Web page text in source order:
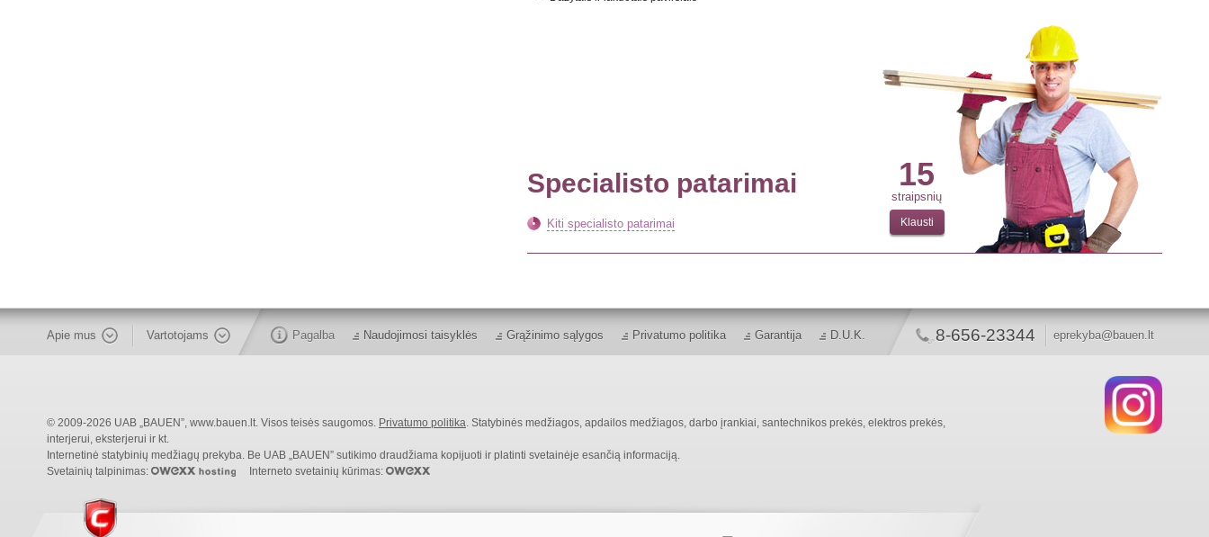
Specialisto patarimai
Kiti specialisto patarimai
15
straipsnių
Klausti
Apie mus Vartotojams Pagalba Naudojimosi taisyklės Grąžinimo sąlygos Privatumo politika Garantija D.U.K. 8-656-23344 eprekyba@bauen.lt
© 2009-2026 UAB „BAUEN”, www.bauen.lt. Visos teisės saugomos. Privatumo politika. Statybinės medžiagos, apdailos medžiagos, darbo įrankiai, santechnikos prekės, elektros prekės,
interjerui, eksterjerui ir kt.
Internetinė statybinių medžiagų prekyba. Be UAB „BAUEN” sutikimo draudžiama kopijuoti ir platinti svetainėje esančią informaciją.
Svetainių talpinimas:
Interneto svetainių kūrimas: